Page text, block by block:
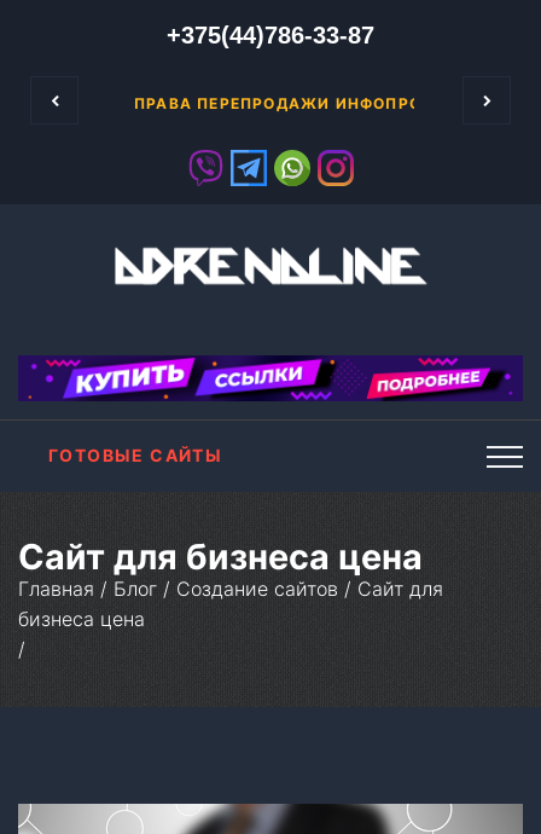
+375(44)786-33-87
БИЗНЕСА! ПРАВА ПЕРЕПРОДАЖИ ИНФОПРОДУКТОВ
ГОТОВЫЕ САЙТЫ
Сайт для бизнеса цена
Главная / Блог / Создание сайтов / Сайт для
бизнеса цена
/